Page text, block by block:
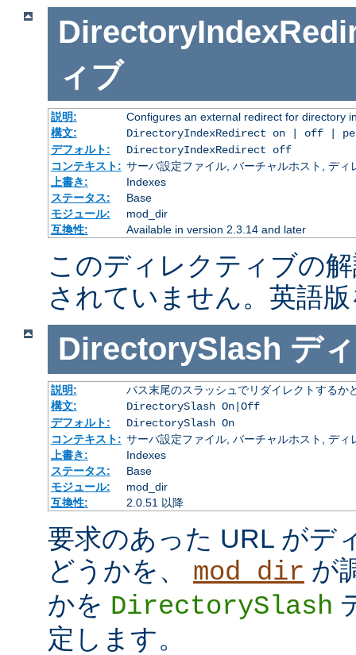
ィブ
説明:
Configures an external redirect for directory
構文:
DirectoryIndexRedirect on | off |
デフォルト:
DirectoryIndexRedirect off
コンテキスト: サーバ設定ファイル, バーチャルホスト, ディ
上書き:
Indexes
ステータス:
Base
モジュール:
mod_dir
互換性:
Available in version 2.3.14 and later
このディレクティブの
されていません。英語
DirectorySlash デ
説明:
パス末尾のスラッシュでリダイレクトするか
構文:
DirectorySlash On|Off
デフォルト:
DirectorySlash On
コンテキスト: サーバ設定ファイル, バーチャルホスト, ディ
上書き:
Indexes
ステータス:
Base
モジュール:
mod_dir
互換性:
2.0.51 以降
要求のあった URL がデ
どうかを、 mod_dir が
かを DirectorySlash
定します。